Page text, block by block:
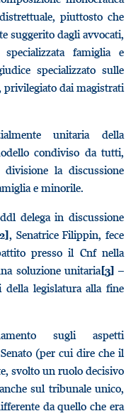
piuttosto che
suggerito dagli avvocati,
famiglia e
specializzato sulle
dai magistrati
unitaria della
condiviso da tutti,
la discussione
e minorile.
delega in discussione
, Senatrice Filippin, fece
presso il Cnf nella
soluzione unitaria[3] –
legislatura alla fine
sugli aspetti
(per cui dire che il
svolto un ruolo decisivo
sul tribunale unico,
da quello che era